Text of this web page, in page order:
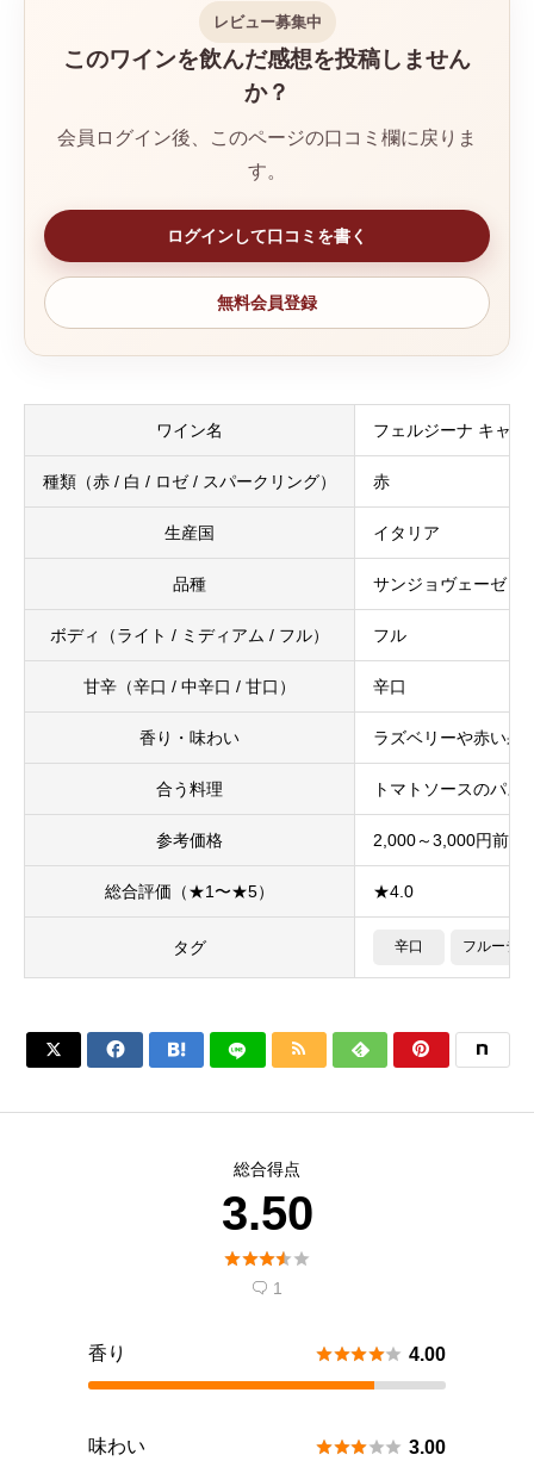
レビュー募集中
このワインを飲んだ感想を投稿しません
か？
会員ログイン後、このページの口コミ欄に戻りま
す。
ログインして口コミを書く
無料会員登録
ワイン名 フェルジーナ キャ
種類（赤 / 白 / ロゼ / スパークリング） 赤
生産国 イタリア
品種 サンジョヴェーゼ
ボディ（ライト / ミディアム / フル） フル
甘辛（辛口 / 中辛口 / 甘口） 辛口
香り・味わい ラズベリーや赤い果
合う料理 トマトソースのパス
参考価格 2,000～3,000円前後
総合評価（★1〜★5） ★4.0
タグ 辛口 フルーティ
     
総合得点
3.50

 1
香り  4.00
味わい  3.00